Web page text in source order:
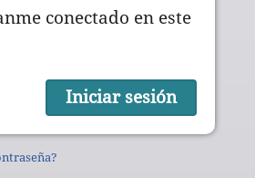
conectado en este